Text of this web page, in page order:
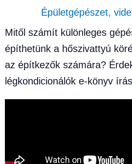
Épületgépészet,
Mitől számít különleges
építhetünk a hőszivattyú
az építkezők számára?
légkondicionálók e-könyv